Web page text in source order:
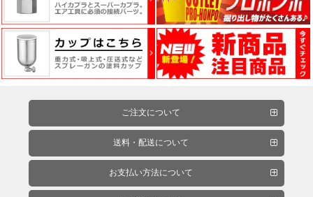
ッ
チ・
フ
ォ
ー
ご注文について
送料・配送について
お支払い方法について